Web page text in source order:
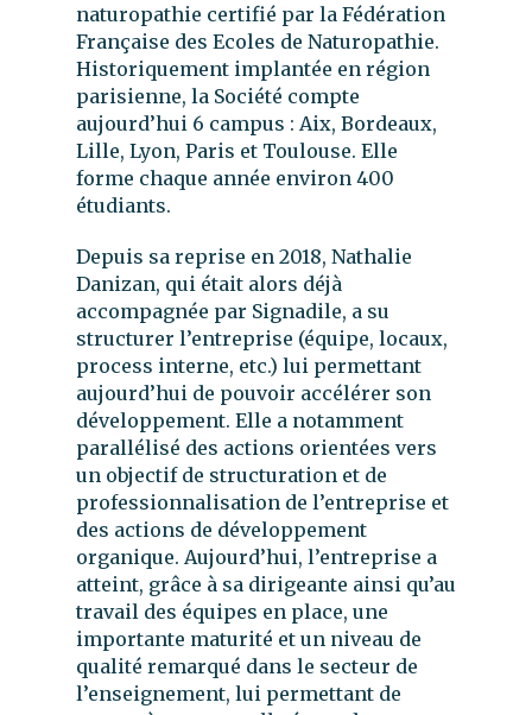
naturopathie certifié par la Fédération
Française des Ecoles de Naturopathie.
Historiquement implantée en région
parisienne, la Société compte
aujourd’hui 6 campus : Aix, Bordeaux,
Lille, Lyon, Paris et Toulouse. Elle
forme chaque année environ 400
étudiants.
Depuis sa reprise en 2018, Nathalie
Danizan, qui était alors déjà
accompagnée par Signadile, a su
structurer l’entreprise (équipe, locaux,
process interne, etc.) lui permettant
aujourd’hui de pouvoir accélérer son
développement. Elle a notamment
parallélisé des actions orientées vers
un objectif de structuration et de
professionnalisation de l’entreprise et
des actions de développement
organique. Aujourd’hui, l’entreprise a
atteint, grâce à sa dirigeante ainsi qu’au
travail des équipes en place, une
importante maturité et un niveau de
qualité remarqué dans le secteur de
l’enseignement, lui permettant de